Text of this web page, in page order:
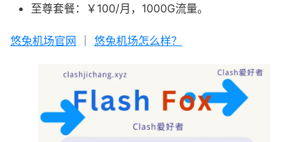
至尊套餐：￥100/月，1000G流量。
悠兔机场官网 悠兔机场怎么样？